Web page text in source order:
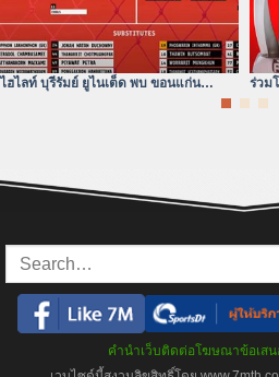
ไฮไลท์ บุรีรัมย์ ยูไนเต็ด พบ ขอนแก่น
ร่วม
คำนำเว็บติดต่อโฆษณาข้อเส